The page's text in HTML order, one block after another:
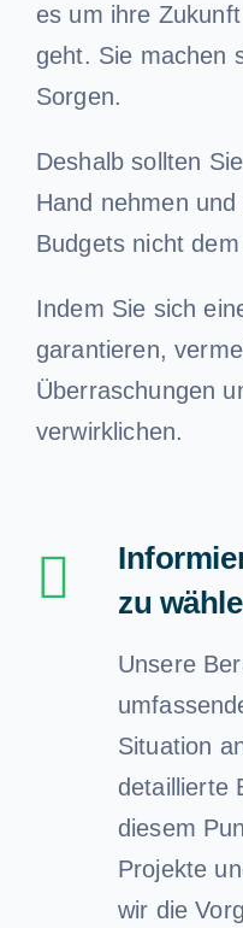
es um ihre
geht. Sie machen
Sorgen.
Deshalb sollten
Hand nehmen
Budgets nicht
Indem Sie sich
garantieren,
Überraschungen
verwirklichen.
zu
Unsere
Situation
detaillierte
diesem
Projekte
wir die